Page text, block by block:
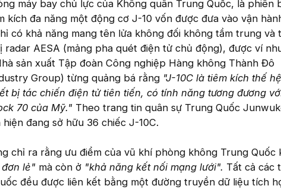
máy bay chủ lực của Không quân Trung Quốc, là phiên
kích đa năng một động cơ J-10 vốn được đưa vào vận
có khả năng mang tên lửa không đối không tầm trung và
radar AESA (mảng pha quét điện tử chủ động), được ví
sản xuất Tập đoàn Công nghiệp Hàng không Thành Đô
Group) từng quảng bá rằng "J-10C là tiêm kích thế
bị tác chiến điện tử tiên tiến, có tính năng tương đương
70 của Mỹ." Theo trang tin quân sự Trung Quốc
đang sở hữu 36 chiếc J-10C.
chỉ ra rằng ưu điểm của vũ khí phòng không Trung Quốc
lẻ" mà còn ở "khả năng kết nối mạng lưới". Tất cả các
đều được liên kết bằng một đường truyền dữ liệu tích